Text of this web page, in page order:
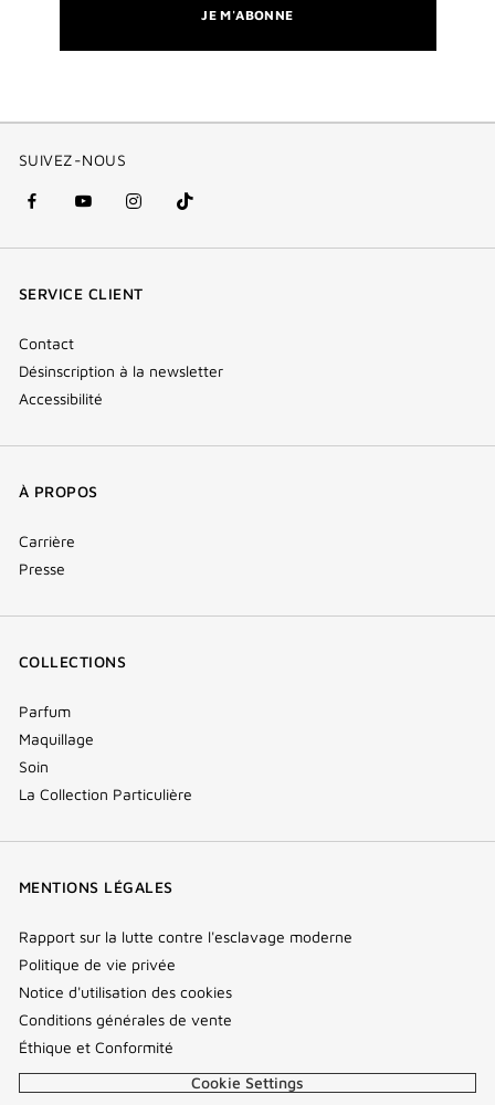
JE M'ABONNE
SUIVEZ-NOUS
facebook
(nouvelle
youtube
(nouvelle
instagram
(nouvelle
Tik
Tok
SERVICE CLIENT
Contact
Désinscription à la newsletter
Accessibilité
À PROPOS
Carrière
Presse
COLLECTIONS
Parfum
Maquillage
Soin
La Collection Particulière
MENTIONS LÉGALES
Rapport sur la lutte contre l'esclavage moderne
Politique de vie privée
Notice d'utilisation des cookies
Conditions générales de vente
Éthique et Conformité
Cookie Settings